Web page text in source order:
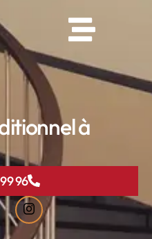
à
96